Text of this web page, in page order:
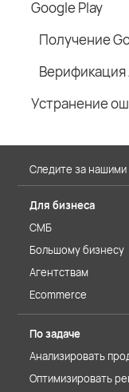
Google Play
Получение
Устранение
Следите за
Для бизнеса
СМБ
Большому бизнесу
Агентствам
Ecommerce
По задаче
Анализировать
Оптимизировать